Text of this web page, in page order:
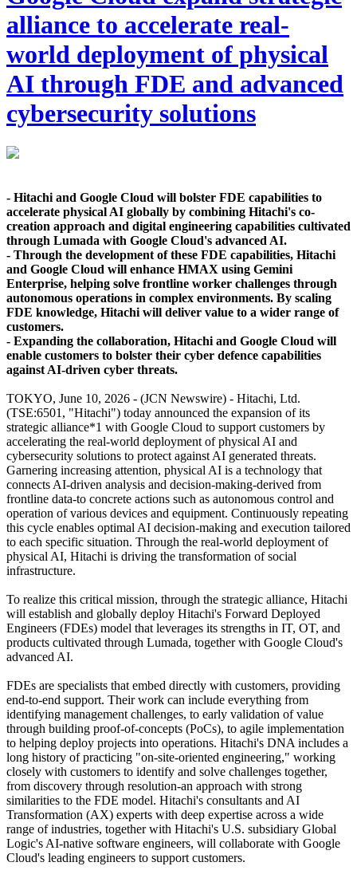
alliance to accelerate real-
world deployment of physical
AI through FDE and advanced
cybersecurity solutions
- Hitachi and Google Cloud will bolster FDE capabilities to
accelerate physical AI globally by combining Hitachi's co-
creation approach and digital engineering capabilities cultivated
through Lumada with Google Cloud's advanced AI.
- Through the development of these FDE capabilities, Hitachi
and Google Cloud will enhance HMAX using Gemini
Enterprise, helping solve frontline worker challenges through
autonomous operations in complex environments. By scaling
FDE knowledge, Hitachi will deliver value to a wider range of
customers.
- Expanding the collaboration, Hitachi and Google Cloud will
enable customers to bolster their cyber defence capabilities
against AI-driven cyber threats.
TOKYO, June 10, 2026 - (JCN Newswire) - Hitachi, Ltd.
(TSE:6501, "Hitachi") today announced the expansion of its
strategic alliance*1 with Google Cloud to support customers by
accelerating the real-world deployment of physical AI and
cybersecurity solutions to protect against AI generated threats.
Garnering increasing attention, physical AI is a technology that
connects AI-driven analysis and decision-making-derived from
frontline data-to concrete actions such as autonomous control and
operation of various devices and equipment. Continuously repeating
this cycle enables optimal AI decision-making and execution tailored
to each specific situation. Through the real-world deployment of
physical AI, Hitachi is driving the transformation of social
infrastructure.
To realize this critical mission, through the strategic alliance, Hitachi
will establish and globally deploy Hitachi's Forward Deployed
Engineers (FDEs) model that leverages its strengths in IT, OT, and
products cultivated through Lumada, together with Google Cloud's
advanced AI.
FDEs are specialists that embed directly with customers, providing
end-to-end support. Their work can include everything from
identifying management challenges, to early validation of value
through building proof-of-concepts (PoCs), to agile implementation
to helping deploy projects into operations. Hitachi's DNA includes a
long history of practicing "on-site-oriented engineering," working
closely with customers to identify and solve challenges together,
from discovery through resolution-an approach with strong
similarities to the FDE model. Hitachi's consultants and AI
Transformation (AX) experts with deep expertise across a wide
range of industries, together with Hitachi's U.S. subsidiary Global
Logic's AI-native software engineers, will collaborate with Google
Cloud's leading engineers to support customers.